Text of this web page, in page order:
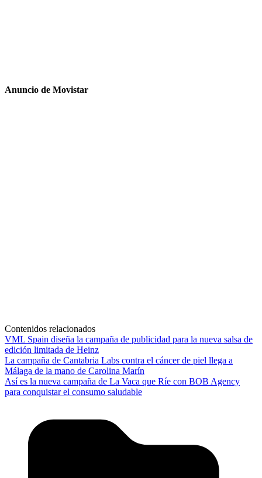
Anuncio de Movistar
Contenidos relacionados
VML Spain diseña la campaña de publicidad para la nueva salsa de
edición limitada de Heinz
La campaña de Cantabria Labs contra el cáncer de piel llega a
Málaga de la mano de Carolina Marín
Así es la nueva campaña de La Vaca que Ríe con BOB Agency
para conquistar el consumo saludable